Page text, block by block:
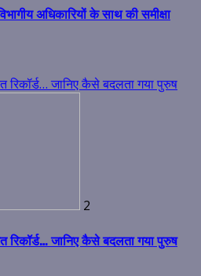
अधिकारियों के साथ की समीक्षा
जानिए कैसे बदलता गया पुरुष
2
जानिए कैसे बदलता गया पुरुष